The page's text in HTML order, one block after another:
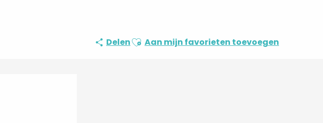
DelenAjouter aux favoris
Aan mijn favorieten toevoegen